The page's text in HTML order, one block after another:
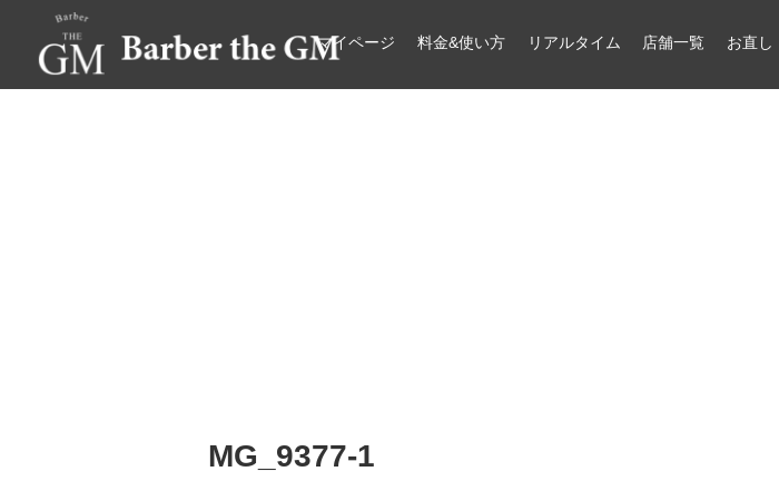
マイページ 料金&使い方 リアルタイム 店舗一覧 お直し
MG_9377-1